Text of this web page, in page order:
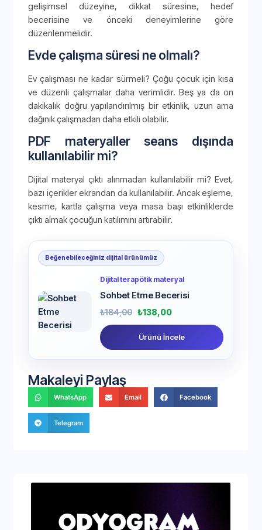
gelişimsel düzeyine, dikkat süresine, hedef
becerisine ve önceki deneyimlerine göre
düzenlenmelidir.
Evde çalışma süresi ne olmalı?
Ev çalışması ne kadar sürmeli? Çoğu çocuk için kısa
ve düzenli çalışmalar daha verimlidir. Beş ya da on
dakikalık doğru yapılandırılmış bir etkinlik, uzun ama
dağınık çalışmadan daha etkili olabilir.
PDF materyaller seans dışında
kullanılabilir mi?
Dijital materyal çıktı alınmadan kullanılabilir mi? Evet,
bazı içerikler ekrandan da kullanılabilir. Ancak eşleme,
kesme, kartla çalışma veya masa başı etkinliklerde
çıktı almak çocuğun katılımını artırabilir.
Beğenebileceğiniz dijital ürünümüz
Dijital terapötik materyal
Sohbet Etme Becerisi
₺184,00 ₺138,00
Ürünü İncele
Makaleyi Paylaş
WhatsApp Email Facebook
Telegram